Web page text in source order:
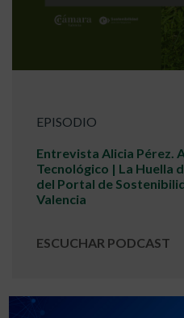
EPISODIO
Entrevista Alicia Pérez.
Tecnológico | La Huella
del Portal de
Valencia
ESCUCHAR PODCAST